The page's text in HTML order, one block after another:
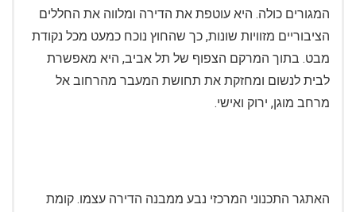
המגורים כולה. היא עוטפת את הדירה ומלווה את החללים
הציבוריים מזוויות שונות, כך שהחוץ נוכח כמעט מכל נקודת
מבט. בתוך המרקם הצפוף של תל אביב, היא מאפשרת
לבית לנשום ומחזקת את תחושת המעבר מהרחוב אל
מרחב מוגן, ירוק ואישי.
האתגר התכנוני המרכזי נבע ממבנה הדירה עצמו. קומת